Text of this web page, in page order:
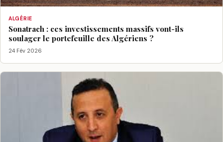
ALGÉRIE
Sonatrach : ces investissements massifs vont-ils
soulager le portefeuille des Algériens ?
24 Fév 2026